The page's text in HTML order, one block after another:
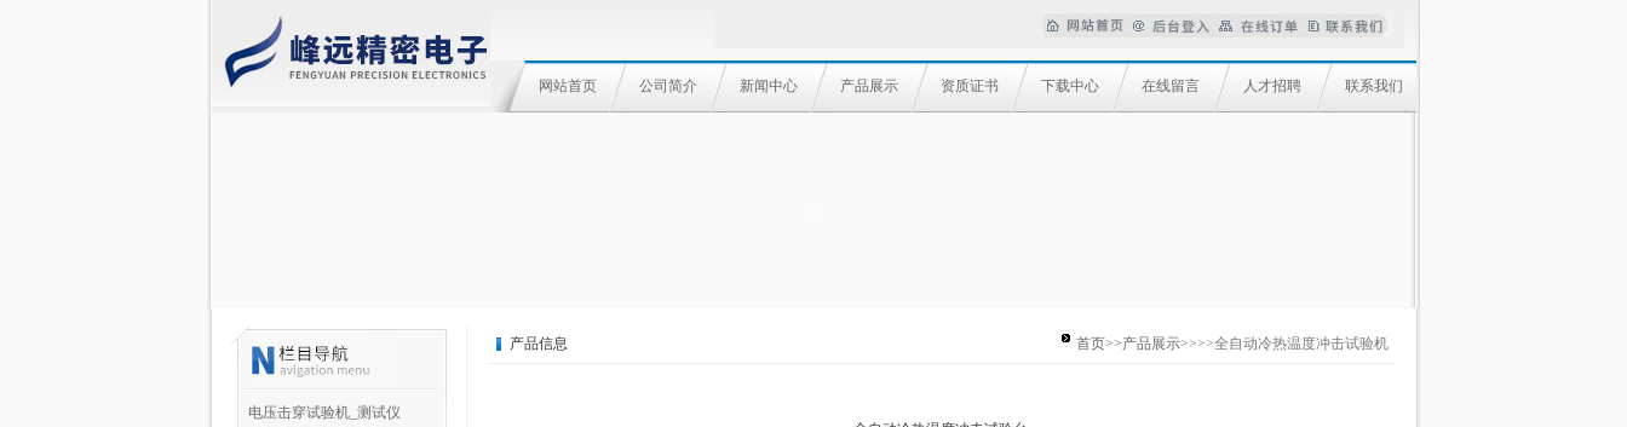
网站首页 公司简介 新闻中心 产品展示 资质证书 下载中心 在线留言 人才招聘 联系我们
电压击穿试验机_测试仪
产品信息 首页>>产品展示>>>>全自动冷热温度冲击试验机